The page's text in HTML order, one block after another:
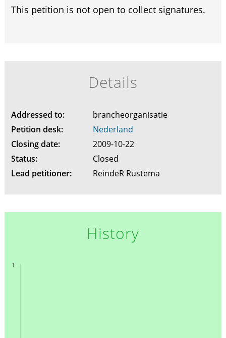
This petition is not open to collect signatures.
Details
Addressed to:
brancheorganisatie
Petition desk:
Nederland
Closing date:
2009-10-22
Status:
Closed
Lead petitioner:
ReindeR Rustema
History